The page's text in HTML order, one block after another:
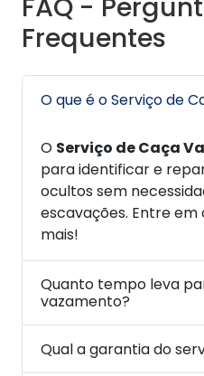
FAQ -
Frequentes
O que é o Serviço de
O Serviço de Caça
para identificar e
ocultos sem
escavações. Entre
mais!
Quanto tempo leva
vazamento?
Qual a garantia do